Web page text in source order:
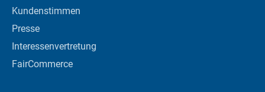
Kundenstimmen
Presse
Interessenvertretung
FairCommerce